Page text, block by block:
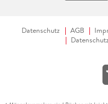
Datenschutz AGB